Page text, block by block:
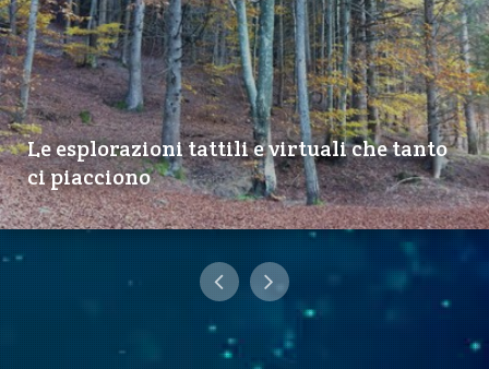
Le esplorazioni tattili e virtuali che tanto
ci piacciono